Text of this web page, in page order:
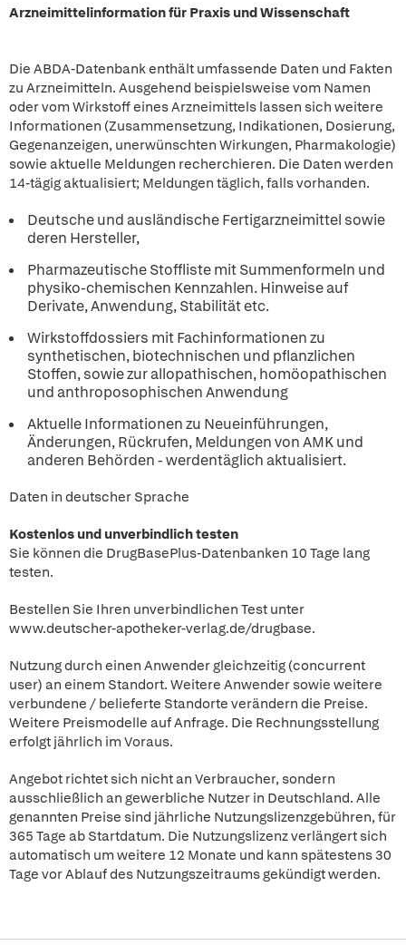
Arzneimittelinformation für Praxis und Wissenschaft
Die ABDA-Datenbank enthält umfassende Daten und Fakten
zu Arzneimitteln. Ausgehend beispielsweise vom Namen
oder vom Wirkstoff eines Arzneimittels lassen sich weitere
Informationen (Zusammensetzung, Indikationen, Dosierung,
Gegenanzeigen, unerwünschten Wirkungen, Pharmakologie)
sowie aktuelle Meldungen recherchieren. Die Daten werden
14-tägig aktualisiert; Meldungen täglich, falls vorhanden.
Deutsche und ausländische Fertigarzneimittel sowie
deren Hersteller,
Pharmazeutische Stoffliste mit Summenformeln und
physiko-chemischen Kennzahlen. Hinweise auf
Derivate, Anwendung, Stabilität etc.
Wirkstoffdossiers mit Fachinformationen zu
synthetischen, biotechnischen und pflanzlichen
Stoffen, sowie zur allopathischen, homöopathischen
und anthroposophischen Anwendung
Aktuelle Informationen zu Neueinführungen,
Änderungen, Rückrufen, Meldungen von AMK und
anderen Behörden - werdentäglich aktualisiert.
Daten in deutscher Sprache
Kostenlos und unverbindlich testen
Sie können die DrugBasePlus-Datenbanken 10 Tage lang
testen.
Bestellen Sie Ihren unverbindlichen Test unter
www.deutscher-apotheker-verlag.de/drugbase.
Nutzung durch einen Anwender gleichzeitig (concurrent
user) an einem Standort. Weitere Anwender sowie weitere
verbundene / belieferte Standorte verändern die Preise.
Weitere Preismodelle auf Anfrage. Die Rechnungsstellung
erfolgt jährlich im Voraus.
Angebot richtet sich nicht an Verbraucher, sondern
ausschließlich an gewerbliche Nutzer in Deutschland. Alle
genannten Preise sind jährliche Nutzungslizenzgebühren, für
365 Tage ab Startdatum. Die Nutzungslizenz verlängert sich
automatisch um weitere 12 Monate und kann spätestens 30
Tage vor Ablauf des Nutzungszeitraums gekündigt werden.